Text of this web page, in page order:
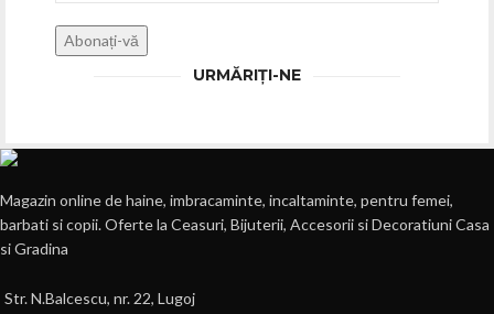
URMĂRIȚI-NE
Magazin online de haine, imbracaminte, incaltaminte, pentru femei,
barbati si copii. Oferte la Ceasuri, Bijuterii, Accesorii si Decoratiuni Casa
si Gradina
Str. N.Balcescu, nr. 22, Lugoj